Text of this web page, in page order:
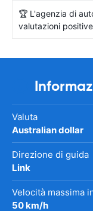
🏆 L'agenzia di
valutazioni positive
Valuta
Australian dollar
Direzione di guida
Link
Velocità massima
50 km/h